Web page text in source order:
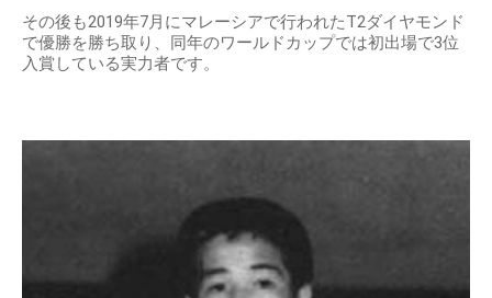
その後も2019年7月にマレーシアで行われたT2ダイヤモンド
で優勝を勝ち取り、同年のワールドカップでは初出場で3位
入賞している実力者です。